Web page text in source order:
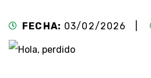
FECHA: 03/02/2026 |